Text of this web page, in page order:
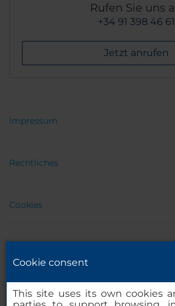
Rufen Sie uns
+34 91 398 46 61
Jetzt anrufen
Impressum
Rechtliches
Cookies
Hinweisgeber
Cookie consent
This site uses its own cookies